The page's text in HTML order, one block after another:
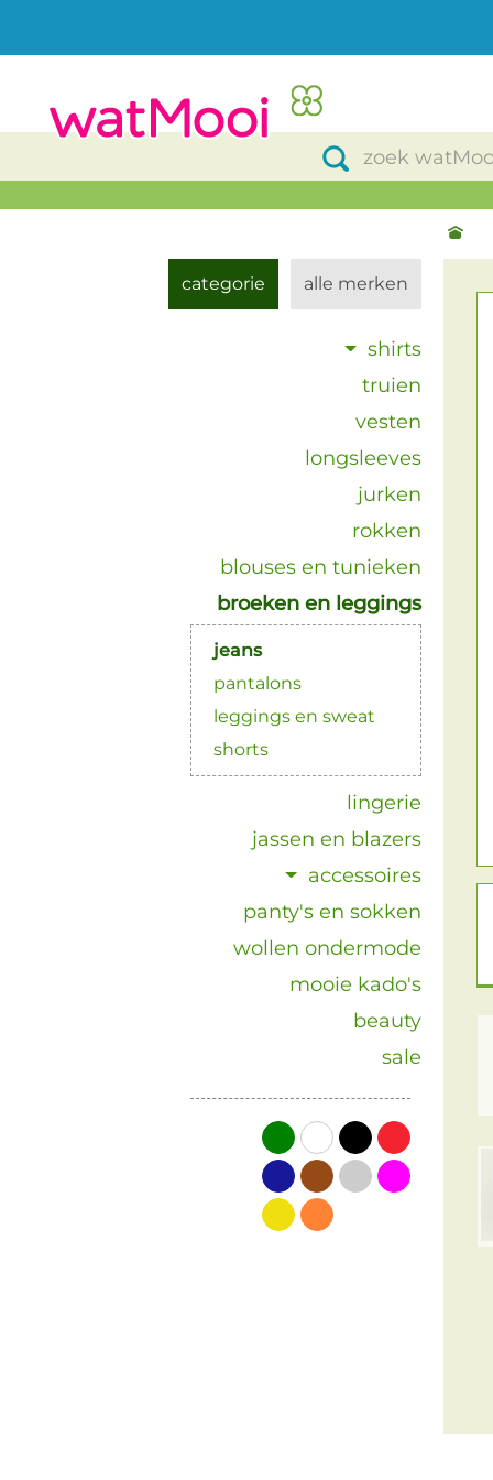
categorie
shirts
truien
vesten
longsleeves
jurken
rokken
blouses en tunieken
broeken en leggings
jeans
pantalons
leggings en sweat
shorts
lingerie
jassen en blazers
accessoires
panty's en sokken
wollen ondermode
mooie kado's
beauty
sale
groenwit zwartrood
blauwbruingrijsroze
geeloranje
alle merken